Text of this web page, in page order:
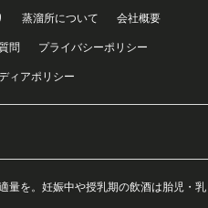
蒸溜所について 会社概要
問 プライバシーポリシー
ィアポリシー
量を。妊娠中や授乳期の飲酒は胎児・乳